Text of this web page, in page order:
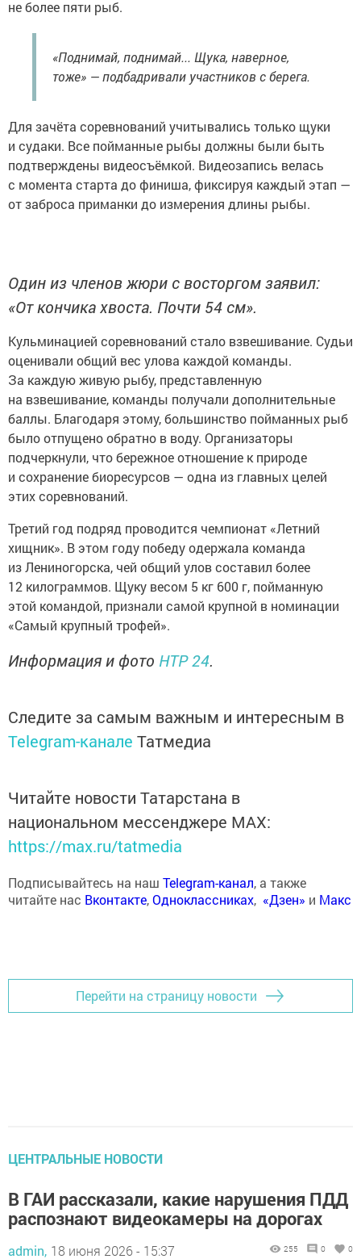
не более пяти рыб.
«Поднимай, поднимай... Щука, наверное,
тоже» — подбадривали участников с берега.
Для зачёта соревнований учитывались только щуки
и судаки. Все пойманные рыбы должны были быть
подтверждены видеосъёмкой. Видеозапись велась
с момента старта до финиша, фиксируя каждый этап —
от заброса приманки до измерения длины рыбы.
Один из членов жюри с восторгом заявил:
«От кончика хвоста. Почти 54 см».
Кульминацией соревнований стало взвешивание. Судьи
оценивали общий вес улова каждой команды.
За каждую живую рыбу, представленную
на взвешивание, команды получали дополнительные
баллы. Благодаря этому, большинство пойманных рыб
было отпущено обратно в воду. Организаторы
подчеркнули, что бережное отношение к природе
и сохранение биоресурсов — одна из главных целей
этих соревнований.
Третий год подряд проводится чемпионат «Летний
хищник». В этом году победу одержала команда
из Лениногорска, чей общий улов составил более
12 килограммов. Щуку весом 5 кг 600 г, пойманную
этой командой, признали самой крупной в номинации
«Самый крупный трофей».
Информация и фото НТР 24.
Следите за самым важным и интересным в
Telegram-канале Татмедиа
Читайте новости Татарстана в
национальном мессенджере MАХ:
https://max.ru/tatmedia
Подписывайтесь на наш Telegram-канал, а также
читайте нас Вконтакте,Одноклассниках, «Дзен» и Макс
Перейти на страницу новости
ЦЕНТРАЛЬНЫЕ НОВОСТИ
В ГАИ рассказали, какие нарушения ПДД
распознают видеокамеры на дорогах
admin, 18 июня 2026 - 15:37 255 0 0